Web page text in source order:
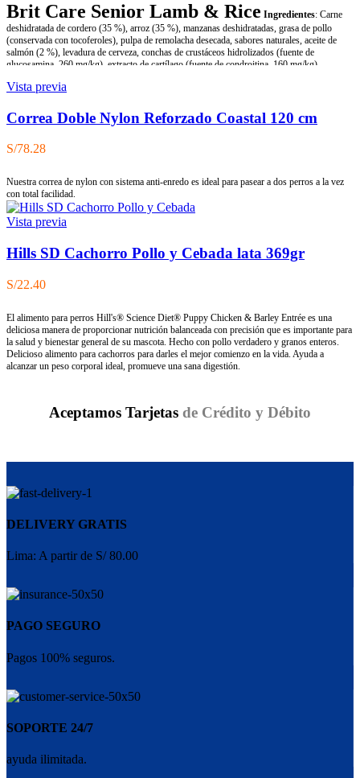
Brit Care Senior Lamb & Rice Ingredientes: Carne
deshidratada de cordero (35 %), arroz (35 %), manzanas deshidratadas, grasa de pollo
(conservada con tocoferoles), pulpa de remolacha desecada, sabores naturales, aceite de
salmón (2 %), levadura de cerveza, conchas de crustáceos hidrolizados (fuente de
glucosamina, 260 mg/kg), extracto de cartílago (fuente de condroitina, 160 mg/kg),
150 mg/kg), fructo-oligosacáridos (100 mg/kg), Yucca schidigera (100 mg/kg), inulina (90
contenido de grasa 12 %, humedad 10 %, ceniza bruta 7,0 %, fibra bruta 4,2 %, calcio 1,5
%, fósforo 1,2 %.Composición nutricional:Vitamina A (E672) 20 000 UI, vitamina D3
cloruro de colina 600 mg, biotina 0,6 mg, vitamina B1 1 mg, vitamina B2 4 mg,
manganeso (E5) 35 mg, yodo (E2) 0,65 mg, cobre (E4) 15 mg, selenio (3b8.10) 0,25 mg.
Vista previa
Correa Doble Nylon Reforzado Coastal 120 cm
S/78.28
Nuestra correa de nylon con sistema anti-enredo es ideal para pasear a dos perros a la vez
con total facilidad.
Vista previa
Hills SD Cachorro Pollo y Cebada lata 369gr
S/22.40
El alimento para perros Hill's® Science Diet® Puppy Chicken & Barley Entrée es una
deliciosa manera de proporcionar nutrición balanceada con precisión que es importante para
la salud y bienestar general de su mascota. Hecho con pollo verdadero y granos enteros.
Delicioso alimento para cachorros para darles el mejor comienzo en la vida. Ayuda a
alcanzar un peso corporal ideal, promueve una sana digestión.
Aceptamos Tarjetas de Crédito y Débito
DELIVERY GRATIS
Lima: A partir de S/ 80.00
PAGO SEGURO
Pagos 100% seguros.
SOPORTE 24/7
ayuda ilimitada.